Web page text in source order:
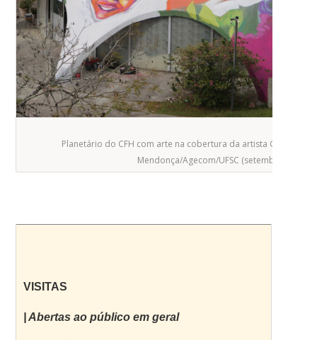
Planetário do CFH com arte na cobertura da artista Gugie
Mendonça/Agecom/UFSC (setembro/2023)
VISITAS
| Abertas ao público em geral